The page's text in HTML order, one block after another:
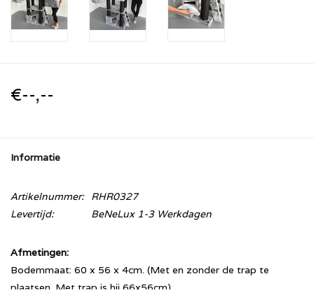
€--,--
Informatie
Artikelnummer:
RHR0327
Levertijd:
BeNeLux 1-3 Werkdagen
Afmetingen:
Bodemmaat: 60 x 56 x 4cm. (Met en zonder de trap te
plaatsen. Met trap is hij 66x56cm)